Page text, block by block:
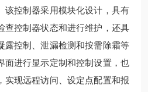
该控制器采用模块化设计，具有
查控制器状态和进行维护，还具
露控制、泄漏检测和按需除霜等
面进行显示定制和控制设置，也
实现远程访问、设定点配置和报